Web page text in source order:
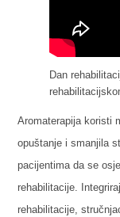
Dan
Aromaterapija koristi
opuštanje i smanjila
pacijentima da se
rehabilitacije.
rehabilitacije,